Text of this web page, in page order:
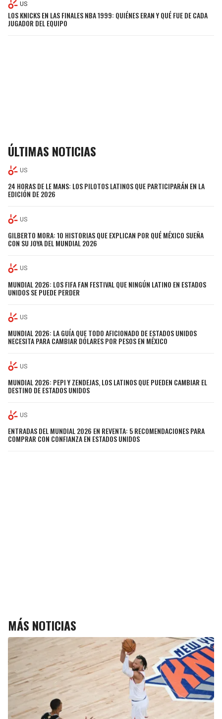
US
LOS KNICKS EN LAS FINALES NBA 1999: QUIÉNES ERAN Y QUÉ FUE DE CADA
JUGADOR DEL EQUIPO
ÚLTIMAS NOTICIAS
US
24 HORAS DE LE MANS: LOS PILOTOS LATINOS QUE PARTICIPARÁN EN LA
EDICIÓN DE 2026
US
GILBERTO MORA: 10 HISTORIAS QUE EXPLICAN POR QUÉ MÉXICO SUEÑA
CON SU JOYA DEL MUNDIAL 2026
US
MUNDIAL 2026: LOS FIFA FAN FESTIVAL QUE NINGÚN LATINO EN ESTADOS
UNIDOS SE PUEDE PERDER
US
MUNDIAL 2026: LA GUÍA QUE TODO AFICIONADO DE ESTADOS UNIDOS
NECESITA PARA CAMBIAR DÓLARES POR PESOS EN MÉXICO
US
MUNDIAL 2026: PEPI Y ZENDEJAS, LOS LATINOS QUE PUEDEN CAMBIAR EL
DESTINO DE ESTADOS UNIDOS
US
ENTRADAS DEL MUNDIAL 2026 EN REVENTA: 5 RECOMENDACIONES PARA
COMPRAR CON CONFIANZA EN ESTADOS UNIDOS
MÁS NOTICIAS